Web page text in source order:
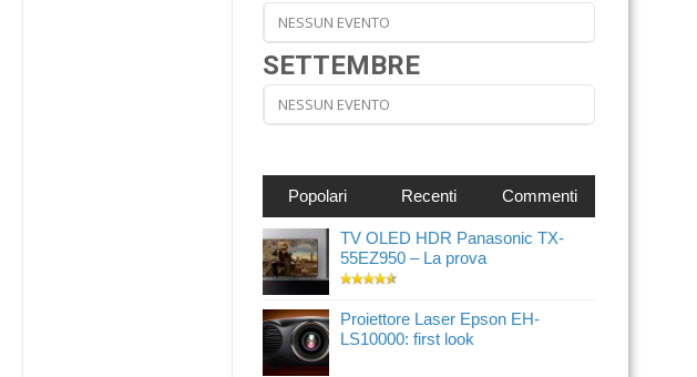
NESSUN EVENTO
SETTEMBRE
NESSUN EVENTO
Popolari Recenti Commenti
TV OLED HDR Panasonic TX-
55EZ950 – La prova
Proiettore Laser Epson EH-
LS10000: first look